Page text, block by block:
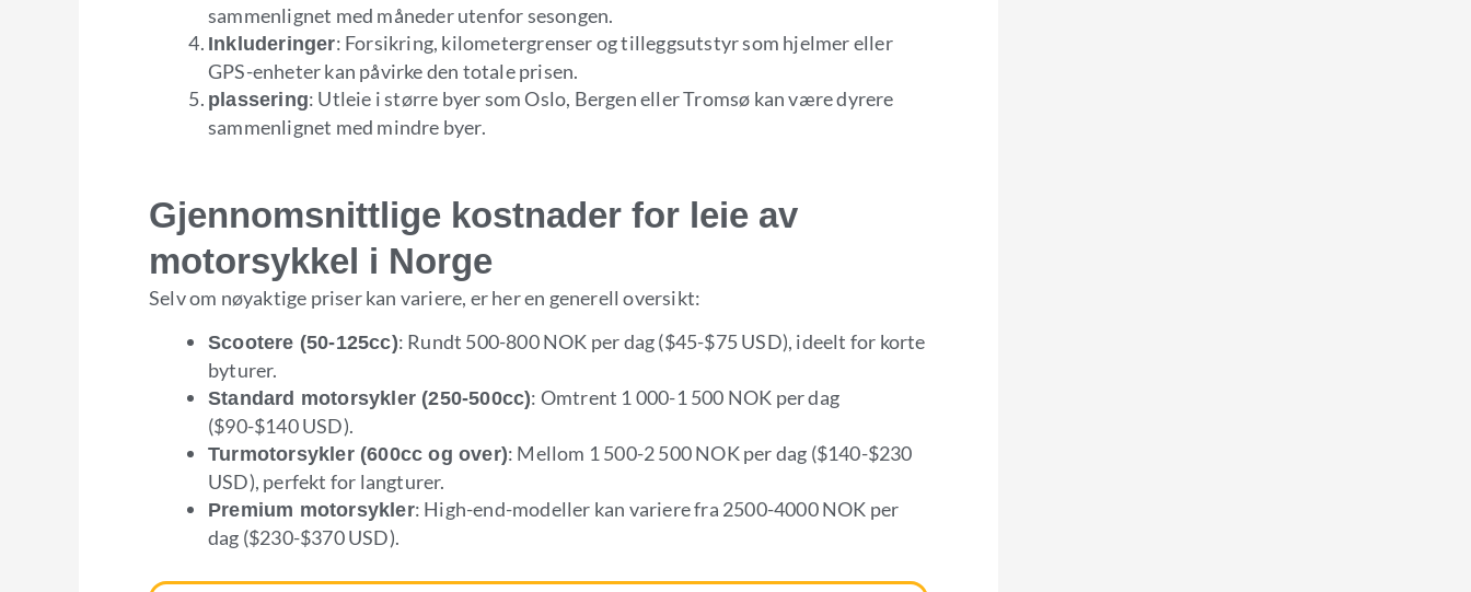
sammenlignet med måneder utenfor sesongen.
Inkluderinger: Forsikring, kilometergrenser og tilleggsutstyr som hjelmer eller
GPS-enheter kan påvirke den totale prisen.
plassering: Utleie i større byer som Oslo, Bergen eller Tromsø kan være dyrere
sammenlignet med mindre byer.
Gjennomsnittlige kostnader for leie av
motorsykkel i Norge
Selv om nøyaktige priser kan variere, er her en generell oversikt:
Scootere (50-125cc): Rundt 500-800 NOK per dag ($45-$75 USD), ideelt for korte
byturer.
Standard motorsykler (250-500cc): Omtrent 1 000-1 500 NOK per dag
($90-$140 USD).
Turmotorsykler (600cc og over): Mellom 1 500-2 500 NOK per dag ($140-$230
USD), perfekt for langturer.
Premium motorsykler: High-end-modeller kan variere fra 2500-4000 NOK per
dag ($230-$370 USD).